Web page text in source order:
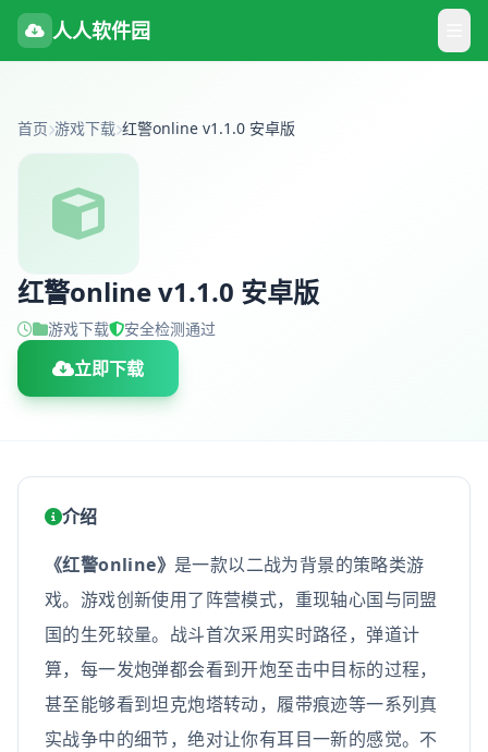
人人软件园
首页 游戏下载 红警online v1.1.0 安卓版
红警online v1.1.0 安卓版
游戏下载 安全检测通过
立即下载
介绍
《红警online》 是一款以二战为背景的策略类游
戏。游戏创新使用了阵营模式，重现轴心国与同盟
国的生死较量。战斗首次采用实时路径，弹道计
算，每一发炮弹都会看到开炮至击中目标的过程，
甚至能够看到坦克炮塔转动，履带痕迹等一系列真
实战争中的细节，绝对让你有耳目一新的感觉。不